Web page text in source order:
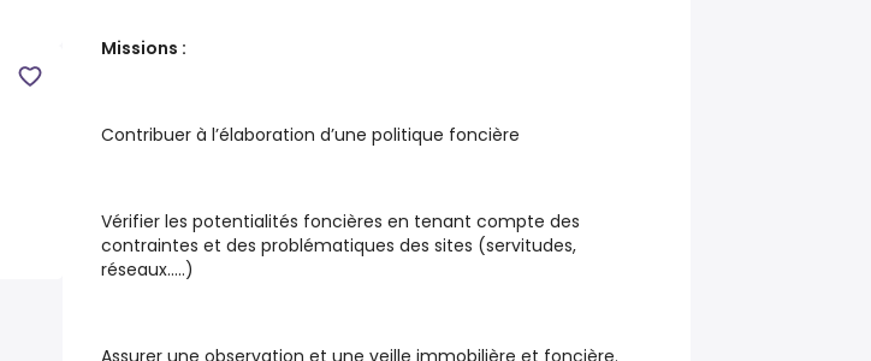
Missions :
Contribuer à l’élaboration d’une politique foncière
Vérifier les potentialités foncières en tenant compte des
contraintes et des problématiques des sites (servitudes,
réseaux…..)
Assurer une observation et une veille immobilière et foncière.